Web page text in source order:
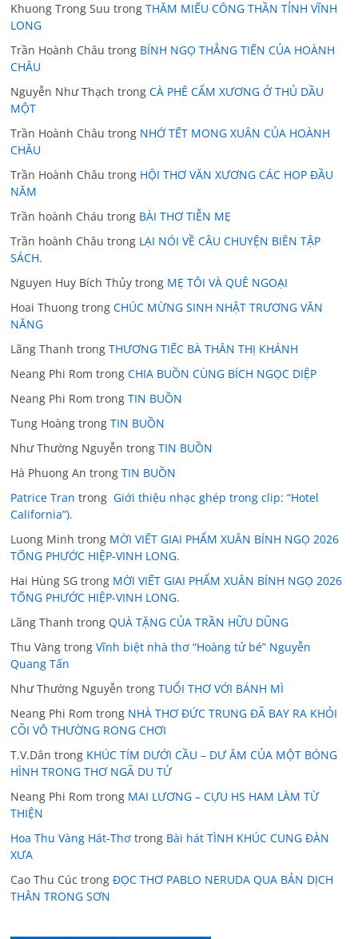
Khuong Trong Suu trongTHĂM MIẾU CÔNG THẦN TỈNH VĨNH
LONG
Trần Hoành Châu trong BÍNH NGỌ THẲNG TIẾN CỦA HOÀNH
CHÂU
Nguyễn Như Thạch trongCÀ PHÊ CẨM XƯƠNG Ở THỦ DẦU
MỘT
Trần Hoành Châu trong NHỚ TẾT MONG XUÂN CỦA HOÀNH
CHÂU
Trần Hoành Châu trong HỘI THƠ VĂN XƯƠNG CÁC HOP ĐẦU
NĂM
Trần hoành Cháu trong BÀI THƠ TIỄN MẸ
Trần hoành Châu trong LẠI NÓI VỀ CÂU CHUYỆN BIÊN TẬP
SÁCH.
Nguyen Huy Bích Thủy trong MẸ TÔI VÀ QUÊ NGOẠI
Hoai Thuong trongCHÚC MỪNG SINH NHẬT TRƯƠNG VĂN
NĂNG
Lãng Thanh trongTHƯƠNG TIẾC BÀ THÂN THỊ KHÁNH
Neang Phi Rom trongCHIA BUỒN CÙNG BÍCH NGỌC DIỆP
Neang Phi Rom trongTIN BUỒN
Tung Hoàng trongTIN BUỒN
Như Thường Nguyễn trongTIN BUỒN
Hà Phuong An trongTIN BUỒN
Patrice Tran trong Giới thiệu nhạc ghép trong clip: “Hotel
California”).
Luong Minh trong MỜI VIẾT GIAI PHẨM XUÂN BÍNH NGỌ 2026
TỐNG PHƯỚC HIỆP-VINH LONG.
Hai Hùng SG trong MỜI VIẾT GIAI PHẨM XUÂN BÍNH NGỌ 2026
TỐNG PHƯỚC HIỆP-VINH LONG.
Lãng Thanh trongQUÀ TẶNG CỦA TRẦN HỮU DŨNG
Thu Vàng trongVĩnh biệt nhà thơ “Hoàng tử bé” Nguyễn
Quang Tấn
Như Thường Nguyễn trongTUỔI THƠ VỚI BÁNH MÌ
Neang Phi Rom trong NHÀ THƠ ĐỨC TRUNG ĐÃ BAY RA KHỎI
CÕI VÔ THƯỜNG RONG CHƠI
T.V.Dân trong KHÚC TÍM DƯỚI CẦU – DƯ ÂM CỦA MỘT BÓNG
HÌNH TRONG THƠ NGÃ DU TỬ
Neang Phi Rom trong MAI LƯƠNG – CỰU HS HAM LÀM TỪ
THIỆN
Hoa Thu Vàng Hát-Thơ trong Bài hát TÌNH KHÚC CUNG ĐÀN
XƯA
Cao Thu Cúc trongĐỌC THƠ PABLO NERUDA QUA BẢN DỊCH
THÂN TRONG SƠN